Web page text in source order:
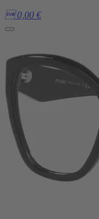
 0,00 €